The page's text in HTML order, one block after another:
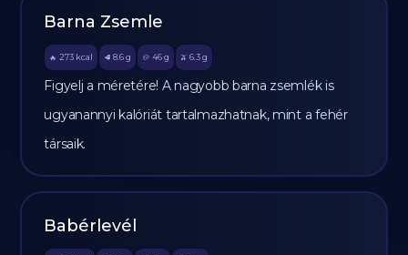
Barna Zsemle
🔥 273 kcal 🥩 8.6 g 🥔 46g 🫒 6.3 g
Figyelj a méretére! A nagyobb barna zsemlék is
ugyanannyi kalóriát tartalmazhatnak, mint a fehér
társaik.
Babérlevél